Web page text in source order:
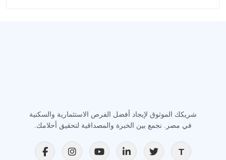
شريكك الموثوق لإيجاد أفضل الفرص الاستثمارية والسكنية
في مصر. نجمع بين الخبرة والمصداقية لتحقيق أحلامك.